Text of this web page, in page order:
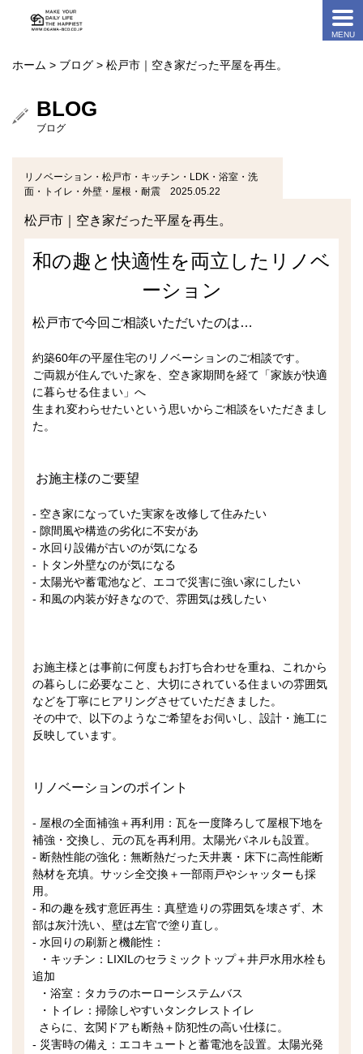
ホーム > ブログ > 松戸市｜空き家だった平屋を再生。
BLOG
ブログ
リノベーション・松戸市・キッチン・LDK・浴室・洗
面・トイレ・外壁・屋根・耐震 2025.05.22
松戸市｜空き家だった平屋を再生。
和の趣と快適性を両立したリノベ
ーション
松戸市で今回ご相談いただいたのは…
約築60年の平屋住宅のリノベーションのご相談です。
ご両親が住んでいた家を、空き家期間を経て「家族が快適
に暮らせる住まい」へ
生まれ変わらせたいという思いからご相談をいただきまし
た。
お施主様のご要望
- 空き家になっていた実家を改修して住みたい
- 隙間風や構造の劣化に不安があ
- 水回り設備が古いのが気になる
- トタン外壁なのが気になる
- 太陽光や蓄電池など、エコで災害に強い家にしたい
- 和風の内装が好きなので、雰囲気は残したい
お施主様とは事前に何度もお打ち合わせを重ね、これから
の暮らしに必要なこと、大切にされている住まいの雰囲気
などを丁寧にヒアリングさせていただきました。
その中で、以下のようなご希望をお伺いし、設計・施工に
反映しています。
リノベーションのポイント
- 屋根の全面補強＋再利用：瓦を一度降ろして屋根下地を
補強・交換し、元の瓦を再利用。太陽光パネルも設置。
- 断熱性能の強化：無断熱だった天井裏・床下に高性能断
熱材を充填。サッシ全交換＋一部雨戸やシャッターも採
用。
- 和の趣を残す意匠再生：真壁造りの雰囲気を壊さず、木
部は灰汁洗い、壁は左官で塗り直し。
- 水回りの刷新と機能性：
・キッチン：LIXILのセラミックトップ＋井戸水用水栓も
追加
・浴室：タカラのホーローシステムバス
・トイレ：掃除しやすいタンクレストイレ
さらに、玄関ドアも断熱＋防犯性の高い仕様に。
- 災害時の備え：エコキュートと蓄電池を設置。太陽光発